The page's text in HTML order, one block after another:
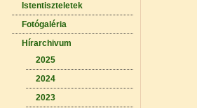
Istentiszteletek
Fotógaléria
Hírarchivum
2025
2024
2023